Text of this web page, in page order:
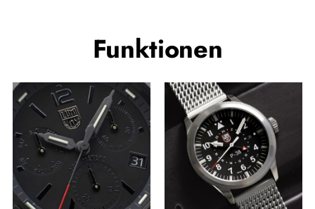
Funktionen